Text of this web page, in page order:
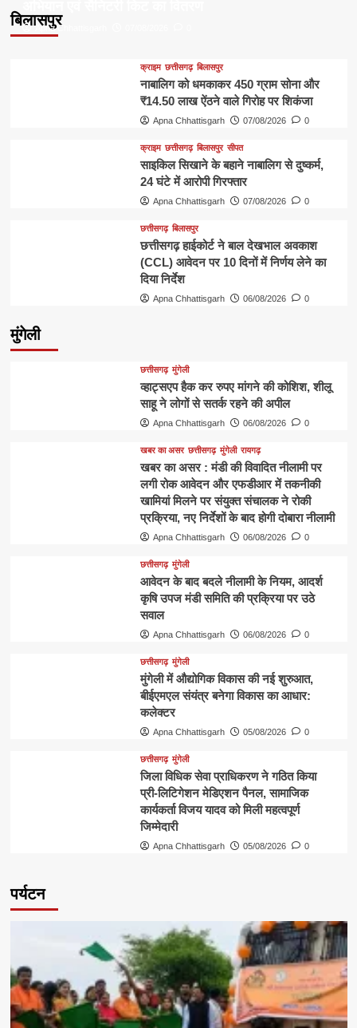
बिलासपुरApna Chhattisgarh
क्राइम छत्तीसगढ़ बिलासपुर
नाबालिग को धमकाकर 450 ग्राम सोना और
₹14.50 लाख ऐंठने वाले गिरोह पर शिकंजा
Apna Chhattisgarh 07/08/2026 0
क्राइम छत्तीसगढ़ बिलासपुर सीपत
साइकिल सिखाने के बहाने नाबालिग से दुष्कर्म,
24 घंटे में आरोपी गिरफ्तार
Apna Chhattisgarh 07/08/2026 0
छत्तीसगढ़ बिलासपुर
छत्तीसगढ़ हाईकोर्ट ने बाल देखभाल अवकाश
(CCL) आवेदन पर 10 दिनों में निर्णय लेने का
दिया निर्देश
Apna Chhattisgarh 06/08/2026 0
मुंगेली
छत्तीसगढ़ मुंगेली
व्हाट्सएप हैक कर रुपए मांगने की कोशिश, शीलू
साहू ने लोगों से सतर्क रहने की अपील
Apna Chhattisgarh 06/08/2026 0
खबर का असर छत्तीसगढ़ मुंगेली रायगढ़
खबर का असर : मंडी की विवादित नीलामी पर
लगी रोक आवेदन और एफडीआर में तकनीकी
खामियां मिलने पर संयुक्त संचालक ने रोकी
प्रक्रिया, नए निर्देशों के बाद होगी दोबारा नीलामी
Apna Chhattisgarh 06/08/2026 0
छत्तीसगढ़ मुंगेली
आवेदन के बाद बदले नीलामी के नियम, आदर्श
कृषि उपज मंडी समिति की प्रक्रिया पर उठे
सवाल
Apna Chhattisgarh 06/08/2026 0
छत्तीसगढ़ मुंगेली
मुंगेली में औद्योगिक विकास की नई शुरुआत,
बीईएमएल संयंत्र बनेगा विकास का आधार:
कलेक्टर
Apna Chhattisgarh 05/08/2026 0
छत्तीसगढ़ मुंगेली
जिला विधिक सेवा प्राधिकरण ने गठित किया
प्री-लिटिगेशन मेडिएशन पैनल, सामाजिक
कार्यकर्ता विजय यादव को मिली महत्वपूर्ण
जिम्मेदारी
Apna Chhattisgarh 05/08/2026 0
पर्यटन